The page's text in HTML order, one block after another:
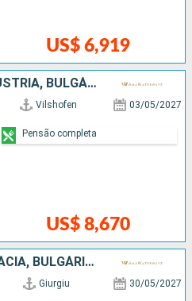
US$ 6,919
ALEMANHA, ROMÊNIA, AUSTRIA, BULGÁRIA, SÉRVIA, ESLOVÁQUIA, CROÁCIA, HUNGRIA
Vilshofen 03/05/2027
US$ 8,670
Pensão completa
ROMÊNIA, HUNGRIA, CROÁCIA, BULGÁRIA, SÉRVIA
Giurgiu 30/05/2027